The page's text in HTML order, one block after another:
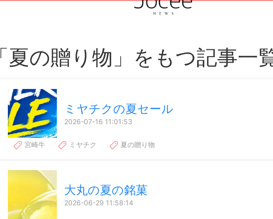
「夏の贈り物」をもつ記事一
ミヤチクの夏セール
2026-07-16 11:01:53
宮崎牛 ミヤチク 夏の贈り物
大丸の夏の銘菓
2026-06-29 11:58:14